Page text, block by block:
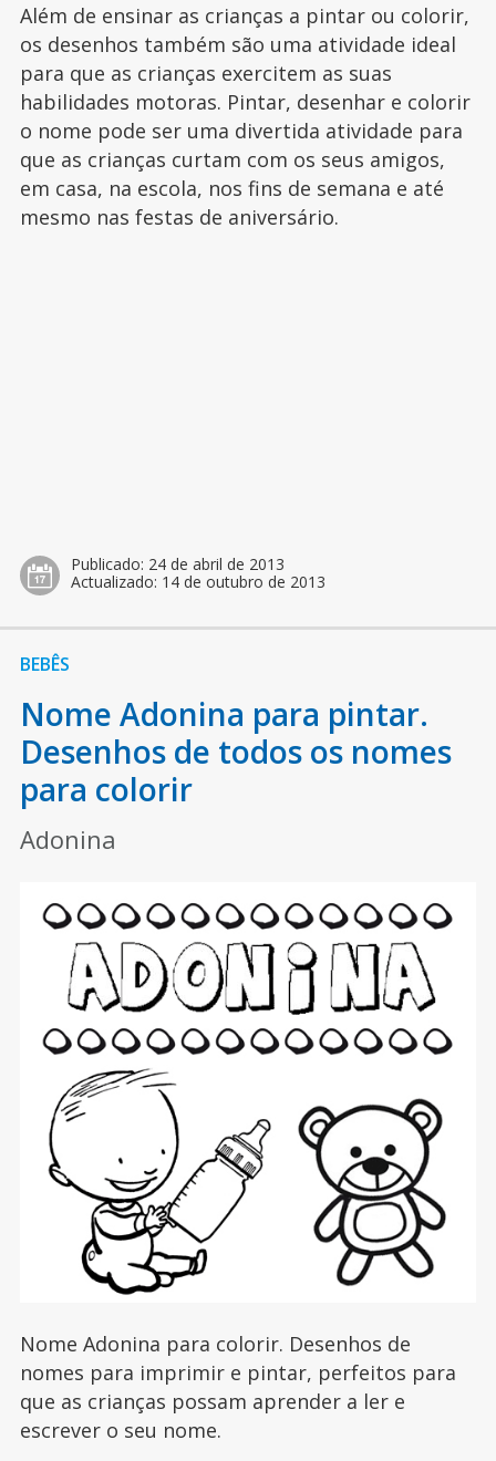
Além de ensinar as crianças a pintar ou colorir,
os desenhos também são uma atividade ideal
para que as crianças exercitem as suas
habilidades motoras. Pintar, desenhar e colorir
o nome pode ser uma divertida atividade para
que as crianças curtam com os seus amigos,
em casa, na escola, nos fins de semana e até
mesmo nas festas de aniversário.
Publicado: 24 de abril de 2013
Actualizado: 14 de outubro de 2013
BEBÊS
Nome Adonina para pintar.
Desenhos de todos os nomes
para colorir
Adonina
Nome Adonina para colorir. Desenhos de
nomes para imprimir e pintar, perfeitos para
que as crianças possam aprender a ler e
escrever o seu nome.